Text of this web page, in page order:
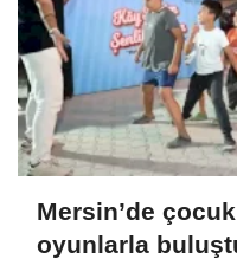
Mersin’de
oyunlarla